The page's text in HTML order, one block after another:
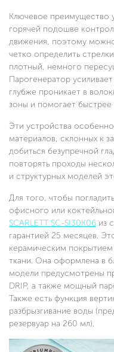
Ключевое преимущество
горячей подошве
движения, поэтому
четко определить
плотный, немного
Парогенератор
глубже проникает в
зоны и помогает
Эти устройства
материалов, склонных к
добиться безупречной
повторять проходы
и структурных моделей
Для того, чтобы
офисного или
SCARLETT SC-SI30K06 из
гарантией 25 месяцев.
керамическим
ткани. Она оформлена в
модели предусмотрены
DRIP, а также мощный
Также есть функция
разбрызгивание воды
резервуар на 260 мл).